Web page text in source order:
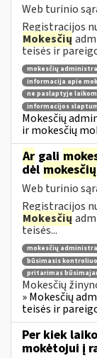
Web turinio
Registracijos
Mokesčių
teisės ir
mokesčių
informacija apie
ne paslaptyje
informacijos
Mokesčių
ir mokesčių
Ar gali
dėl mokesčių
Web turinio
Registracijos
Mokesčių
teisės...
mokesčių
būsimasis
pritarimas
Mokesčių
» Mokesčių
teisės ir
Per kiek
mokėtojui į